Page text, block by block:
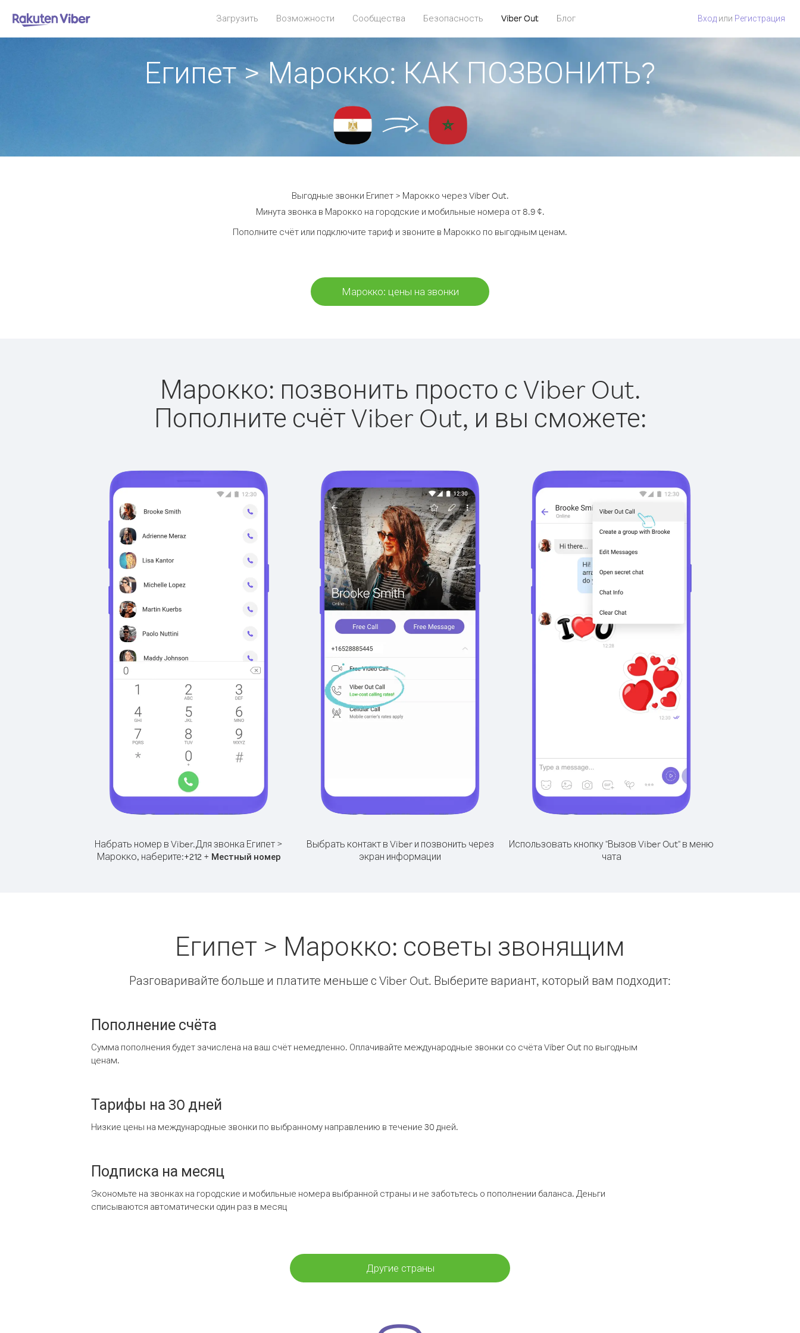
Загрузить Возможности Сообщества Безопасность Viber Out Блог Вход или Регистрация
Египет > Марокко: КАК ПОЗВОНИТЬ?
Выгодные звонки Египет > Марокко через Viber Out.
Минута звонка в Марокко на городские и мобильные номера от 8.9 ¢.
Пополните счёт или подключите тариф и звоните в Марокко по выгодным ценам.
Марокко: цены на звонки
Марокко: позвонить просто с Viber Out.
Пополните счёт Viber Out, и вы сможете:
Набрать номер в Viber.Для звонка Египет >
Марокко, наберите:+212+ Местный номер
Выбрать контакт в Viber и позвонить через
экран информации
Использовать кнопку "Вызов Viber Out" в меню
чата
Египет > Марокко: советы звонящим
Разговаривайте больше и платите меньше с Viber Out. Выберите вариант, который вам подходит:
Пополнение счёта
Сумма пополнения будет зачислена на ваш счёт немедленно. Оплачивайте международные звонки со счёта Viber Out по выгодным
ценам.
Тарифы на 30 дней
Низкие цены на международные звонки по выбранному направлению в течение 30 дней.
Подписка на месяц
Экономьте на звонках на городские и мобильные номера выбранной страны и не заботьтесь о пополнении баланса. Деньги
списываются автоматически один раз в месяц
Другие страны